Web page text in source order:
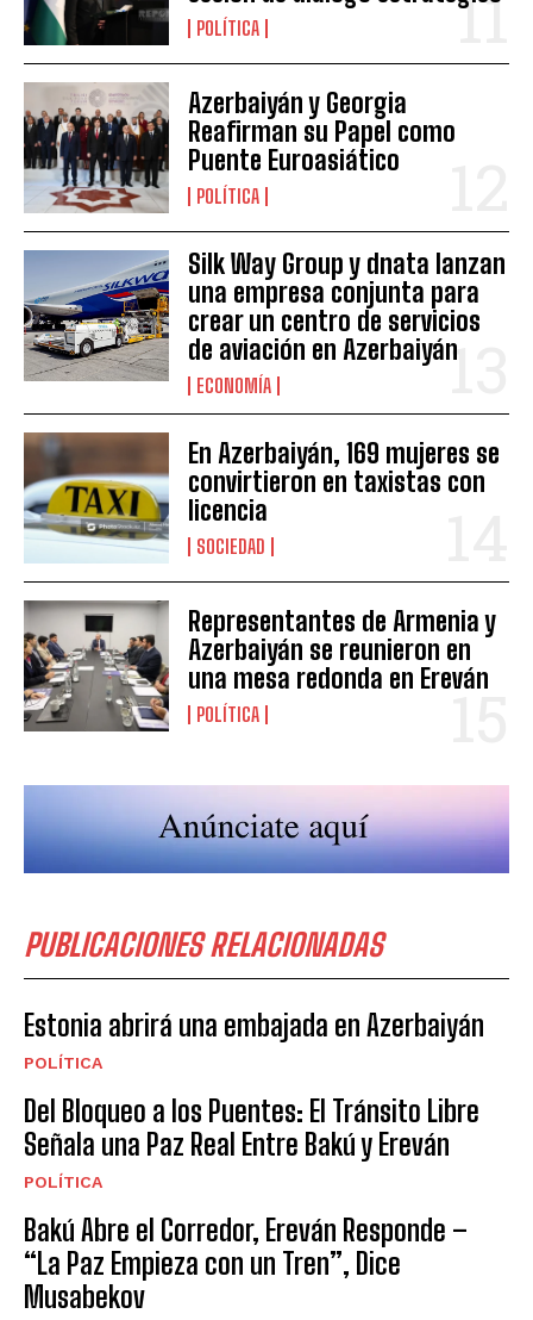
POLÍTICA
Azerbaiyán y Georgia
Reafirman su Papel como
Puente Euroasiático
POLÍTICA
Silk Way Group y dnata lanzan
una empresa conjunta para
crear un centro de servicios
de aviación en Azerbaiyán
ECONOMÍA
En Azerbaiyán, 169 mujeres se
convirtieron en taxistas con
licencia
SOCIEDAD
Representantes de Armenia y
Azerbaiyán se reunieron en
una mesa redonda en Ereván
POLÍTICA
PUBLICACIONES RELACIONADAS
Estonia abrirá una embajada en Azerbaiyán
POLÍTICA
Del Bloqueo a los Puentes: El Tránsito Libre
Señala una Paz Real Entre Bakú y Ereván
POLÍTICA
Bakú Abre el Corredor, Ereván Responde –
“La Paz Empieza con un Tren”, Dice
Musabekov